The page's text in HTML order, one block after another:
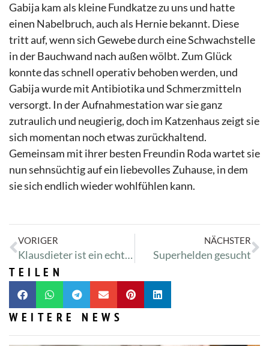
Gabija kam als kleine Fundkatze zu uns und hatte
einen Nabelbruch, auch als Hernie bekannt. Diese
tritt auf, wenn sich Gewebe durch eine Schwachstelle
in der Bauchwand nach außen wölbt. Zum Glück
konnte das schnell operativ behoben werden, und
Gabija wurde mit Antibiotika und Schmerzmitteln
versorgt. In der Aufnahmestation war sie ganz
zutraulich und neugierig, doch im Katzenhaus zeigt sie
sich momentan noch etwas zurückhaltend.
Gemeinsam mit ihrer besten Freundin Roda wartet sie
nun sehnsüchtig auf ein liebevolles Zuhause, in dem
sie sich endlich wieder wohlfühlen kann.
VORIGER
Klausdieter ist ein echter Schotte
NÄCHSTER
Superhelden gesucht
TEILEN
WEITERE NEWS